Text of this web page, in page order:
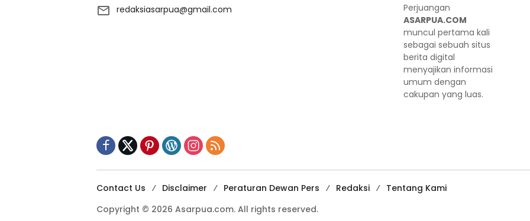
redaksiasarpua@gmail.com
Perjuangan
ASARPUA.COM
muncul pertama kali
sebagai sebuah situs
berita digital
menyajikan informasi
umum dengan
cakupan yang luas.
Contact Us Disclaimer Peraturan Dewan Pers Redaksi
Tentang Kami
Copyright © 2026 Asarpua.com. All rights reserved.